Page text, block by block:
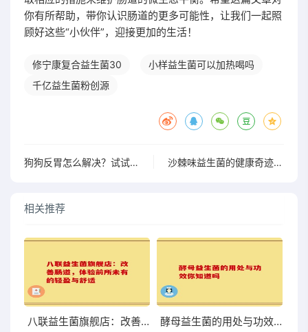
你有所帮助，带你认识肠道的更多可能性，让我们一起照
顾好这些“小伙伴”，迎接更加的生活！
修宁康复合益生菌30
小样益生菌可以加热喝吗
千亿益生菌粉创源
狗狗反胃怎么解决？试试这个益生菌食用方法 沙棘味益生菌的健康奇迹探索与应用潜力分析
相关推荐
八联益生菌旗舰店：改善肠道，体验前所未有的轻盈与舒适 酵母益生菌的用处与功效你知道吗